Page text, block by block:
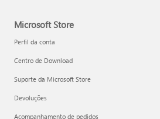
Microsoft Store
Perfil da conta
Centro de Download
Suporte da Microsoft Store
Devoluções
Acompanhamento de pedidos